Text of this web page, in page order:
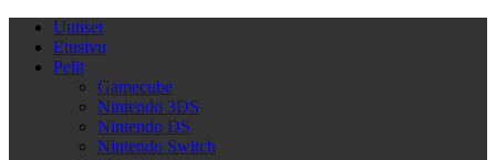
Uutiset
Etusivu
Pelit
Gamecube
Nintendo 3DS
Nintendo DS
Nintendo Switch